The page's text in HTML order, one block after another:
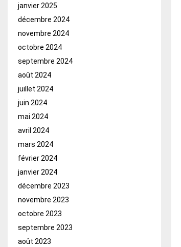
janvier 2025
décembre 2024
novembre 2024
octobre 2024
septembre 2024
août 2024
juillet 2024
juin 2024
mai 2024
avril 2024
mars 2024
février 2024
janvier 2024
décembre 2023
novembre 2023
octobre 2023
septembre 2023
août 2023